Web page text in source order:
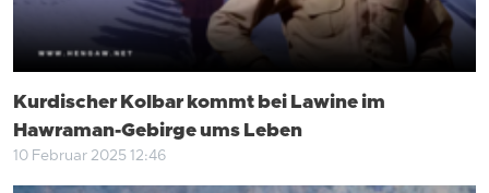
Kurdischer Kolbar kommt bei Lawine im
Hawraman-Gebirge ums Leben
10 Februar 2025 12:46